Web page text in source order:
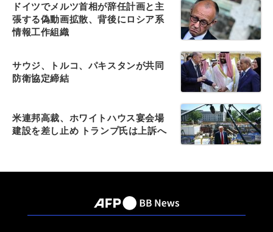
ドイツでメルツ首相が辞任計画と主
張する偽動画拡散、背後にロシア系
情報工作組織
サウジ、トルコ、パキスタンが共同
防衛協定締結
米連邦高裁、ホワイトハウス宴会場
建設を差し止め トランプ氏は上訴へ